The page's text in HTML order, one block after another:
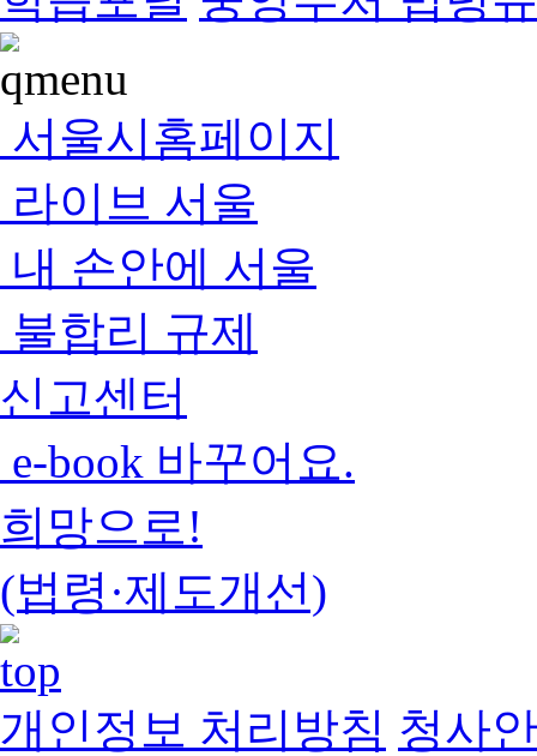
서울시홈페이지
라이브 서울
내 손안에 서울
불합리 규제
신고센터
e-book 바꾸어요.
희망으로!
(법령·제도개선)
개인정보 처리방침 청사